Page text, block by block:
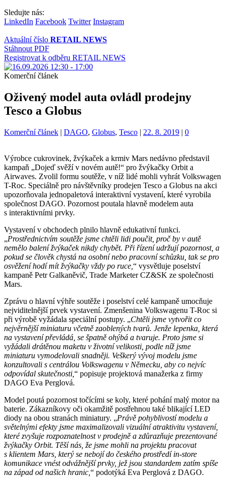
Sledujte nás:
LinkedIn Facebook Twitter Instagram
Aktuální číslo RETAIL NEWS
Stáhnout PDF
Registrovat k odběru RETAIL NEWS
Komerční článek
Oživený model auta ovládl prodejny
Tesco a Globus
Kategorie:
Komerční článek | Štítky:
DAGO, Globus, Tesco | 22. 8. 2019 | 0
Výrobce cukrovinek, žvýkaček a krmiv Mars nedávno představil
kampaň „Dojeď svěží v novém autě!“ pro žvýkačky Orbit a
Airwaves. Zvolil formu soutěže, v níž lidé mohli vyhrát Volkswagen
T-Roc. Speciálně pro návštěvníky prodejen Tesco a Globus na akci
upozorňovala jednopaletová interaktivní vystavení, které vyrobila
společnost DAGO. Pozornost poutala hlavně modelem auta
s interaktivními prvky.
Vystavení v obchodech plnilo hlavně edukativní funkci.
„Prostřednictvím soutěže jsme chtěli lidi poučit, proč by v autě
nemělo balení žvýkaček nikdy chybět. Při řízení udržují pozornost, a
pokud se člověk chystá na osobní nebo pracovní schůzku, tak se pro
osvěžení hodí mít žvýkačky vždy po ruce, “ vysvětluje poselství
kampaně Petr Galkaněvič, Trade Marketer CZ&SK ze společnosti
Mars.
Zprávu o hlavní výhře soutěže i poselství celé kampaně umocňuje
nejviditelnější prvek vystavení. Zmenšenina Volkswagenu T-Roc si
při výrobě vyžádala speciální postupy. „Chtěli jsme vytvořit co
nejvěrnější miniaturu včetně zaoblených tvarů. Jenže lepenka, která
na vystavení převládá, se špatně ohýbá a tvaruje. Proto jsme si
vyžádali drátěnou maketu v životní velikosti, podle níž jsme
miniaturu vymodelovali snadněji. Veškerý vývoj modelu jsme
konzultovali s centrálou Volkswagenu v Německu, aby co nejvíc
odpovídal skutečnosti, “ popisuje projektová manažerka z firmy
DAGO Eva Perglová.
Model poutá pozornost točícími se koly, které pohání malý motor na
baterie. Zákazníkovy oči okamžitě postřehnou také blikající LED
diody na obou stranách miniatury. „Právě pohyblivostí modelu a
světelnými efekty jsme maximalizovali vizuální atraktivitu vystavení,
které zvyšuje rozpoznatelnost v prodejně a zdůrazňuje prezentované
žvýkačky Orbit. Těší nás, že jsme mohli na projektu pracovat
s klientem Mars, který se nebojí do českého prostředí in-store
komunikace vnést odvážnější prvky, jež jsou standardem zatím spíše
na západ od našich hranic, “ podotýká Eva Perglová z DAGO.